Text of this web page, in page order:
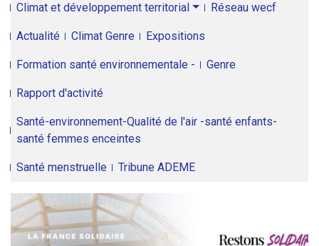
Climat et développement territorial Réseau wecf
Actualité Climat Genre Expositions
Formation santé environnementale - Genre
Rapport d'activité
Santé-environnement-Qualité de l'air -santé enfants-
santé femmes enceintes
Santé menstruelle Tribune ADEME